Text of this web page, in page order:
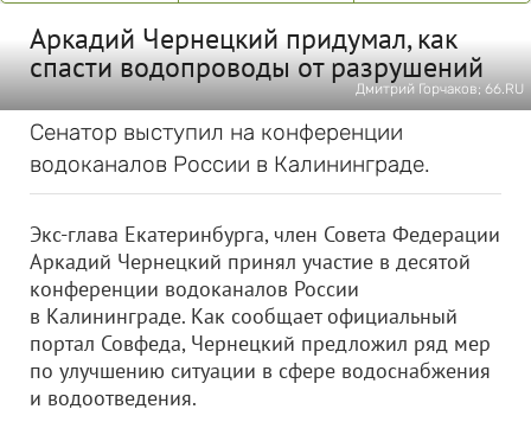
Аркадий Чернецкий придумал, как
спасти водопроводы от разрушений
Дмитрий Горчаков; 66.RU
Сенатор выступил на конференции
водоканалов России в Калининграде.
Экс-глава Екатеринбурга, член Совета Федерации
Аркадий Чернецкий принял участие в десятой
конференции водоканалов России
в Калининграде. Как сообщает официальный
портал Совфеда, Чернецкий предложил ряд мер
по улучшению ситуации в сфере водоснабжения
и водоотведения.